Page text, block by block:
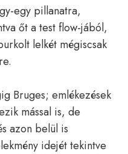
egy pillanatra,
őt a test flow-jából,
lelkét mégiscsak
Bruges; emlékezések
mással is, de
azon belül is
idejét tekintve